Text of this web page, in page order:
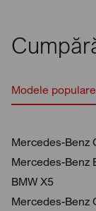
Modele populare
Mercedes-Benz
Mercedes-Benz
BMW X5
Mercedes-Benz